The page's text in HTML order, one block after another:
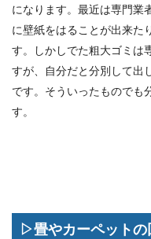
になります。最近は専門業
に壁紙をはることが出来た
す。しかしでた粗大ゴミは
すが、自分だと分別して出
です。そういったものでも
す。
▷畳やカーペットの